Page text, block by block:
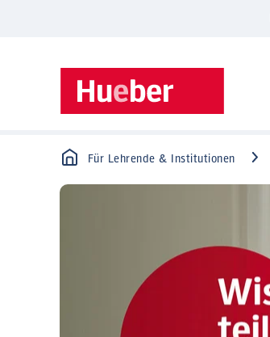
Für Lehrende & Institutionen